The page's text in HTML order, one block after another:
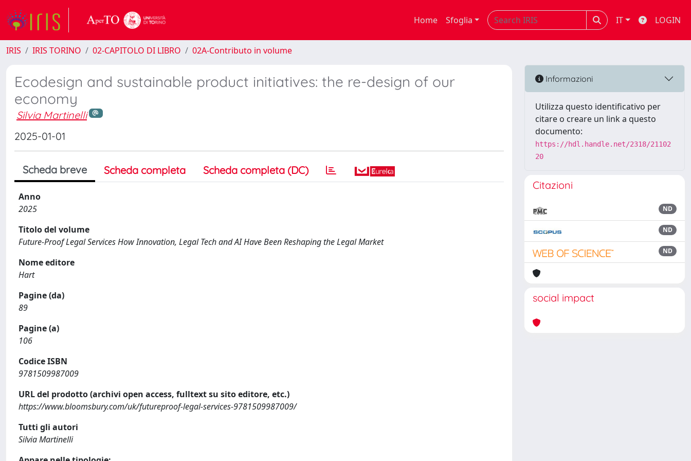
Home Sfoglia IT LOGIN
IRIS IRIS TORINO 02-CAPITOLO DI LIBRO 02A-Contributo in volume
Ecodesign and sustainable product initiatives: the re-design of our
economy
Silvia Martinelli
2025-01-01
Scheda breve Scheda completa Scheda completa (DC)
Anno
2025
Titolo del volume
Future-Proof Legal Services How Innovation, Legal Tech and AI Have Been Reshaping the Legal Market
Nome editore
Hart
Pagine (da)
89
Pagine (a)
106
Codice ISBN
9781509987009
URL del prodotto (archivi open access, fulltext su sito editore, etc.)
https://www.bloomsbury.com/uk/futureproof-legal-services-9781509987009/
Tutti gli autori
Silvia Martinelli
Informazioni
Utilizza questo identificativo per
citare o creare un link a questo
documento:
https://hdl.handle.net/2318/21102
20
Citazioni
ND
ND
ND
social impact